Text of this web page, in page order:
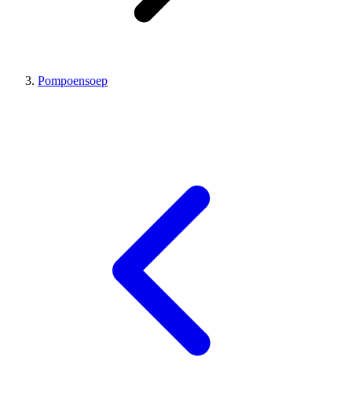
Pompoensoep